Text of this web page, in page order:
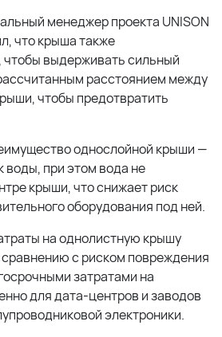
менеджер проекта UNISON
что крыша также
чтобы выдерживать сильный
расстоянием между
чтобы предотвратить
однослойной крыши —
воды, при этом вода не
крыши, что снижает риск
оборудования под ней.
на однолистную крышу
с риском повреждения
затратами на
для дата-центров и заводов
электроники.